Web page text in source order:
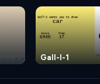
Gall-I-1